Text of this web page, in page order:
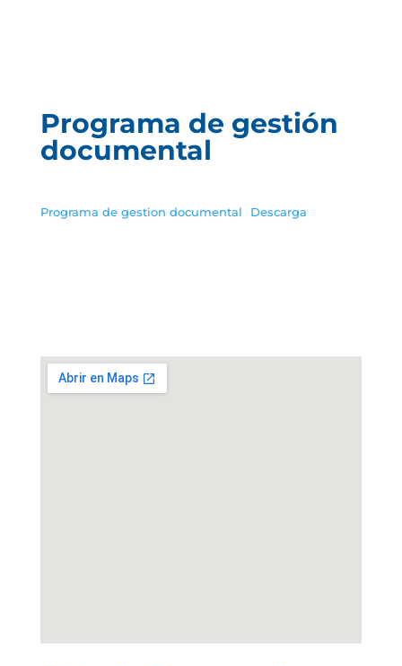
Programa de gestión
documental
Programa de gestion documental Descarga